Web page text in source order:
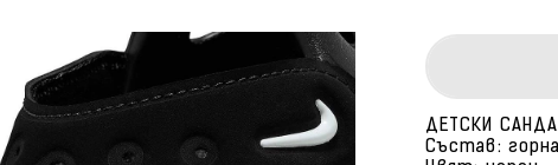
ДЕТСКИ
Състав: